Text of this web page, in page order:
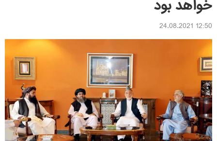
خواهد بود
12:50 24.08.2021